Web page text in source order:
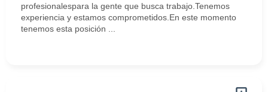
profesionalespara la gente que busca trabajo.Tenemos
experiencia y estamos comprometidos.En este momento
tenemos esta posición ...